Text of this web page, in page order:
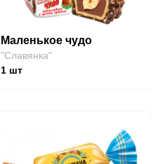
Маленькое чудо
"Славянка"
1шт